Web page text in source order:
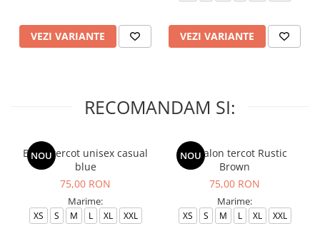
VEZI VARIANTE VEZI VARIANTE
RECOMANDAM SI:
NOU
Bluza tercot unisex casual
blue
75,00 RON
Marime:
XS S M L XL XXL
NOU
Pantalon tercot Rustic
Brown
75,00 RON
Marime:
XS S M L XL XXL